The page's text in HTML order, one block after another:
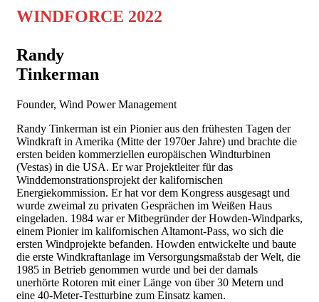
WINDFORCE 2022
Randy
Tinkerman
Founder, Wind Power Management
Randy Tinkerman ist ein Pionier aus den frühesten Tagen der
Windkraft in Amerika (Mitte der 1970er Jahre) und brachte die
ersten beiden kommerziellen europäischen Windturbinen
(Vestas) in die USA. Er war Projektleiter für das
Winddemonstrationsprojekt der kalifornischen
Energiekommission. Er hat vor dem Kongress ausgesagt und
wurde zweimal zu privaten Gesprächen im Weißen Haus
eingeladen. 1984 war er Mitbegründer der Howden-Windparks,
einem Pionier im kalifornischen Altamont-Pass, wo sich die
ersten Windprojekte befanden. Howden entwickelte und baute
die erste Windkraftanlage im Versorgungsmaßstab der Welt, die
1985 in Betrieb genommen wurde und bei der damals
unerhörte Rotoren mit einer Länge von über 30 Metern und
eine 40-Meter-Testturbine zum Einsatz kamen.